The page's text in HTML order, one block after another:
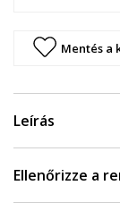
Mentés a
Leírás
Ellenőrizze a